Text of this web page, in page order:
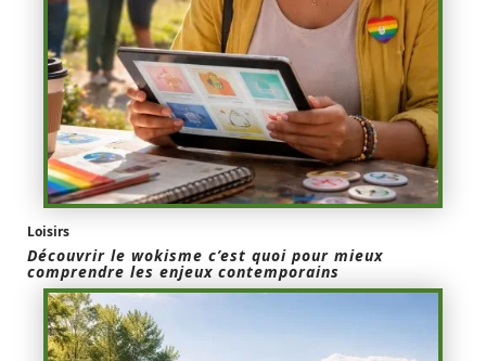
Loisirs
Découvrir le wokisme c’est quoi pour mieux
comprendre les enjeux contemporains